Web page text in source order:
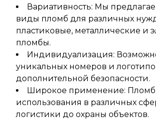
Вариативность: Мы
виды пломб для различных
пластиковые, металлические и
пломбы.
Индивидуализация:
уникальных номеров и
дополнительной безопасности.
Широкое применение:
использования в различных
логистики до охраны объектов.